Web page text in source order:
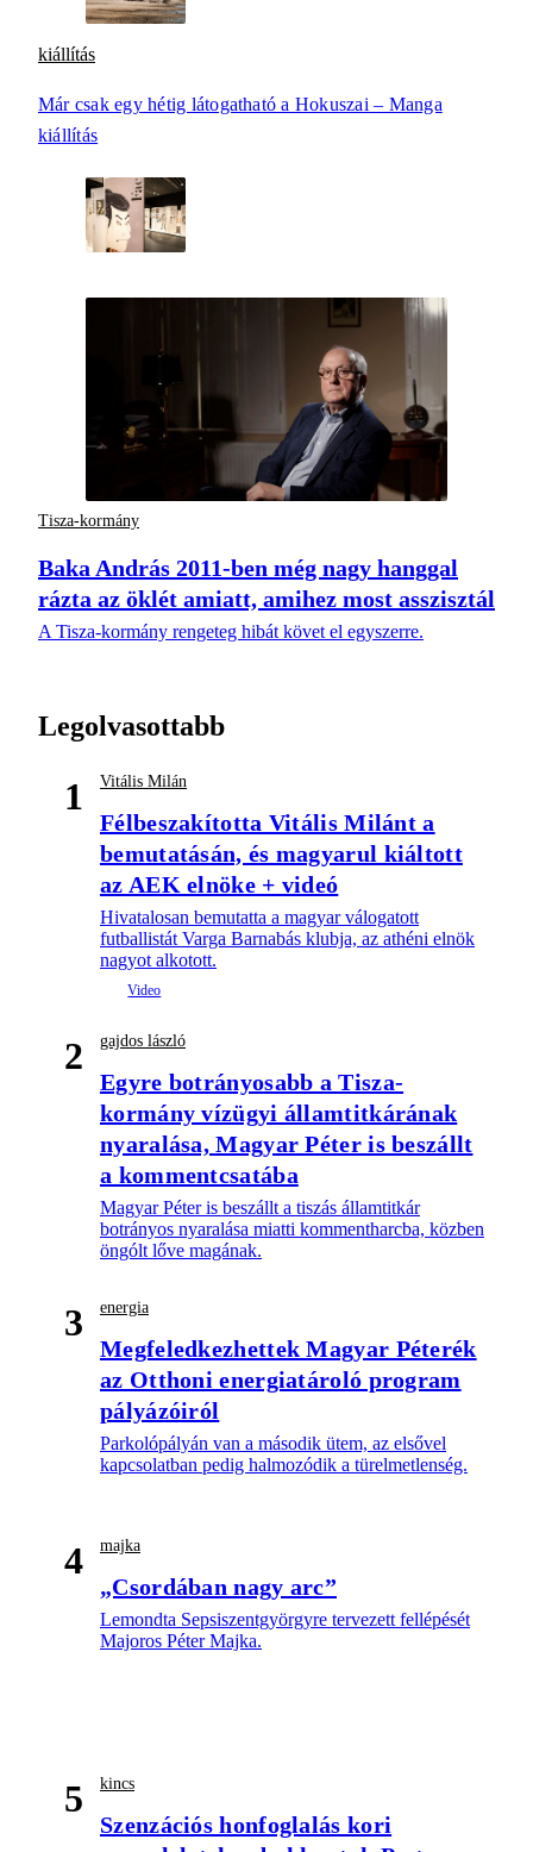
kiállítás
Már csak egy hétig látogatható a Hokuszai – Manga
kiállítás
Tisza-kormány
Baka András 2011-ben még nagy hanggal
rázta az öklét amiatt, amihez most asszisztál
A Tisza-kormány rengeteg hibát követ el egyszerre.
Legolvasottabb
1 Vitális Milán
Félbeszakította Vitális Milánt a
bemutatásán, és magyarul kiáltott
az AEK elnöke + videó
Hivatalosan bemutatta a magyar válogatott
futballistát Varga Barnabás klubja, az athéni elnök
nagyot alkotott.
2 gajdos lászló
Egyre botrányosabb a Tisza-
kormány vízügyi államtitkárának
nyaralása, Magyar Péter is beszállt
a kommentcsatába
Magyar Péter is beszállt a tiszás államtitkár
botrányos nyaralása miatti kommentharcba, közben
öngólt lőve magának.
3 energia
Megfeledkezhettek Magyar Péterék
az Otthoni energiatároló program
pályázóiról
Parkolópályán van a második ütem, az elsővel
kapcsolatban pedig halmozódik a türelmetlenség.
4 majka
„Csordában nagy arc”
Lemondta Sepsiszentgyörgyre tervezett fellépését
Majoros Péter Majka.
5 kincs
Szenzációs honfoglalás kori